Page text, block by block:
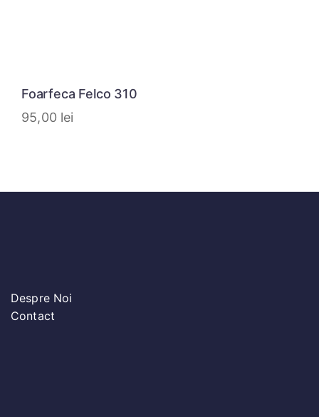
Foarfeca Felco 310
95,00 lei
Despre Noi
Contact